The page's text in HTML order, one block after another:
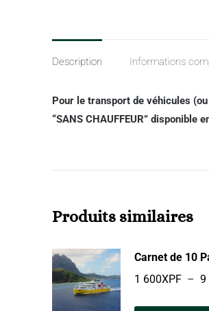
Description Informations
Pour le transport de véhicules
“SANS CHAUFFEUR” disponible
Produits similaires
Carnet de 10
1 600XPF – 9